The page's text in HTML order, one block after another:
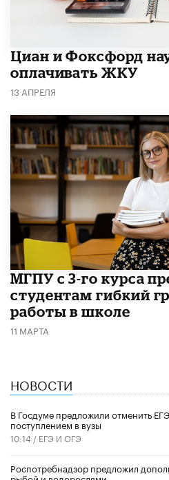
Циан и Фоксфорд
оплачивать ЖКУ
13 АПРЕЛЯ
МГПУ с 3-го курса
студентам гибкий
работы в школе
11 МАРТА
НОВОСТИ
В Госдуме предложили отменить
поступлением в вузы
10:14 / ЕГЭ И ОГЭ
Роспотребнадзор предложил